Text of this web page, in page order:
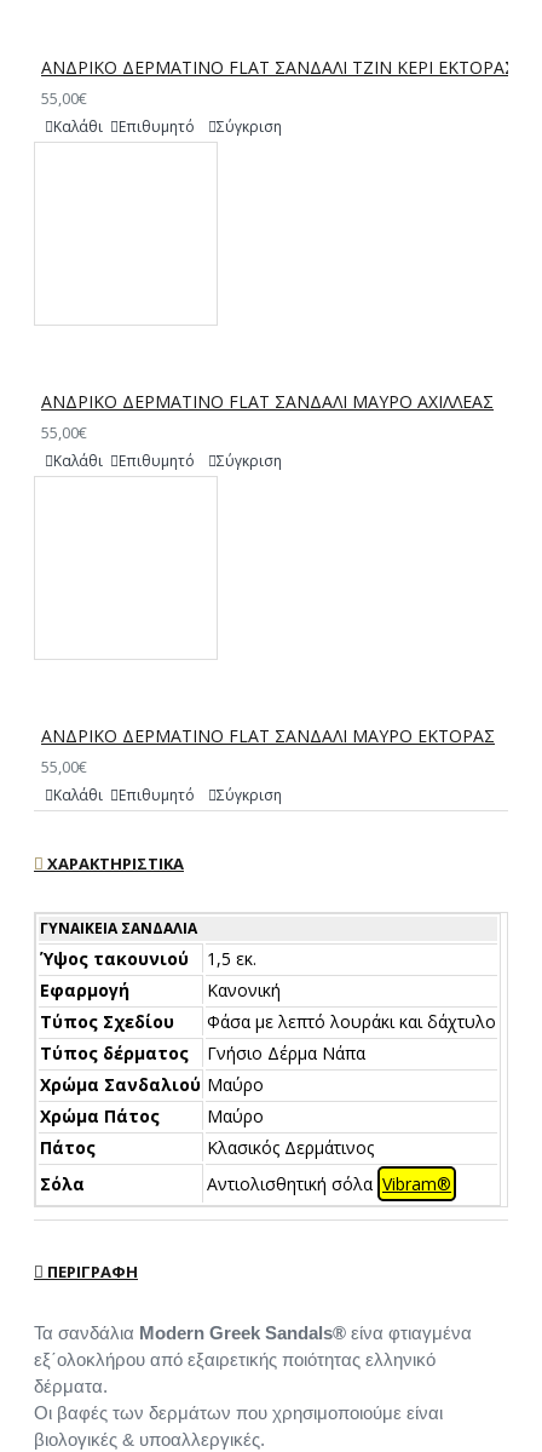
ΑΝΔΡΙΚΟ ΔΕΡΜΑΤΙΝΟ FLAT ΣΑΝΔΑΛΙ ΤΖΙΝ ΚΕΡΙ ΕΚΤΟΡΑΣ
55,00€
Καλάθι Επιθυμητό Σύγκριση
ΑΝΔΡΙΚΟ ΔΕΡΜΑΤΙΝΟ FLAT ΣΑΝΔΑΛΙ ΜΑΥΡΟ ΑΧΙΛΛΕΑΣ
55,00€
Καλάθι Επιθυμητό Σύγκριση
ΑΝΔΡΙΚΟ ΔΕΡΜΑΤΙΝΟ FLAT ΣΑΝΔΑΛΙ ΜΑΥΡΟ ΕΚΤΟΡΑΣ
55,00€
Καλάθι Επιθυμητό Σύγκριση
ΧΑΡΑΚΤΗΡΙΣΤΙΚΆ
ΓΥΝΑΙΚΕΊΑ ΣΑΝΔΆΛΙΑ
Ύψος τακουνιού
1,5 εκ.
Εφαρμογή
Κανονική
Τύπος Σχεδίου
Φάσα με λεπτό λουράκι και δάχτυλο
Τύπος δέρματος
Γνήσιο Δέρμα Νάπα
Χρώμα Σανδαλιού Μαύρο
Χρώμα Πάτος
Μαύρο
Πάτος
Κλασικός Δερμάτινος
Σόλα
Αντιολισθητική σόλα Vibram®
ΠΕΡΙΓΡΑΦΉ
Τα σανδάλια Modern Greek Sandals® είνα φτιαγμένα
εξ΄ολοκλήρου από εξαιρετικής ποιότητας ελληνικό
δέρματα.
Οι βαφές των δερμάτων που χρησιμοποιούμε είναι
βιολογικές & υποαλλεργικές.